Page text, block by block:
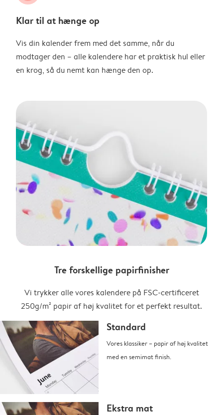
Klar til at hænge op
Vis din kalender frem med det samme, når du
modtager den – alle kalendere har et praktisk hul eller
en krog, så du nemt kan hænge den op.
Tre forskellige papirfinisher
Vi trykker alle vores kalendere på FSC-certificeret
250g/m² papir af høj kvalitet for et perfekt resultat.
Standard
Vores klassiker – papir af høj kvalitet
med en semimat finish.
Ekstra mat